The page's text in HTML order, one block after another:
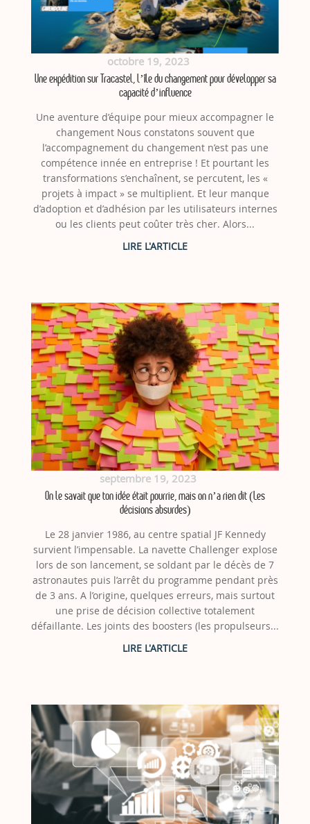
octobre 19, 2023
Une expédition sur Tracastel, l’île du changement pour développer sa
capacité d’influence
Une aventure d’équipe pour mieux accompagner le
changement Nous constatons souvent que
l’accompagnement du changement n’est pas une
compétence innée en entreprise ! Et pourtant les
transformations s’enchaînent, se percutent, les «
projets à impact » se multiplient. Et leur manque
d’adoption et d’adhésion par les utilisateurs internes
ou les clients peut coûter très cher. Alors...
septembre 19, 2023
On le savait que ton idée était pourrie, mais on n’a rien dit (Les
décisions absurdes)
Le 28 janvier 1986, au centre spatial JF Kennedy
survient l’impensable. La navette Challenger explose
lors de son lancement, se soldant par le décès de 7
astronautes puis l’arrêt du programme pendant près
de 3 ans. A l’origine, quelques erreurs, mais surtout
une prise de décision collective totalement
défaillante. Les joints des boosters (les propulseurs...